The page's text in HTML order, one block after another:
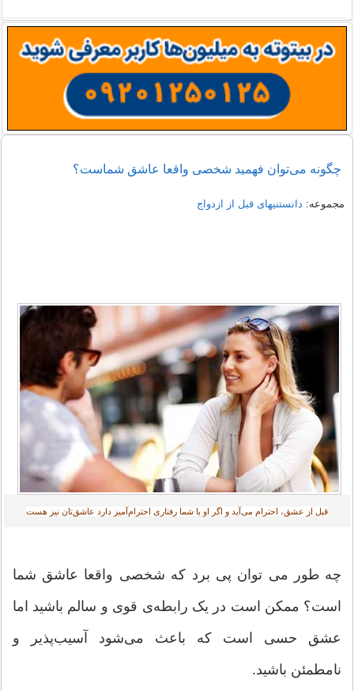
چگونه می‌توان فهمید شخصی واقعا عاشق شماست؟
مجموعه: دانستنیهای قبل از ازدواج
قبل از عشق، احترام می‌آید و اگر او با شما رفتاری احترام‌آمیز دارد عاشق‌تان نیز هست
چه طور می توان پی برد که شخصی واقعا عاشق شما
است؟ ممکن است در یک رابطه‌ی قوی و سالم باشید اما
عشق حسی است که باعث می‌شود آسیب‌پذیر و
نامطمئن باشید.